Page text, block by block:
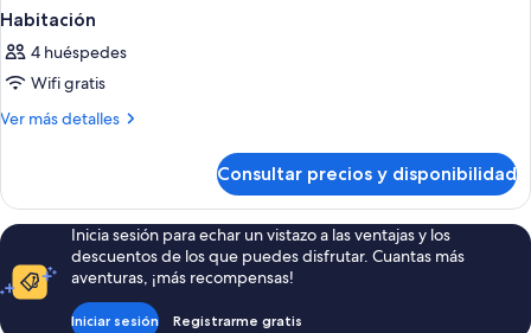
Habitación
4 huéspedes
Wifi gratis
Ver más detalles
Más
Consultar precios y disponibilidad
Inicia sesión para echar un vistazo a las ventajas y los
descuentos de los que puedes disfrutar. Cuantas más
aventuras, ¡más recompensas!
Iniciar sesión Registrarme gratis